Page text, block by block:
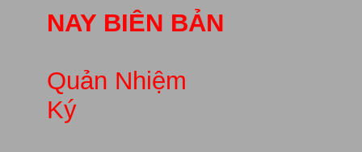
NAY BIÊN BẢN
Quản Nhiệm
Ký Thủ